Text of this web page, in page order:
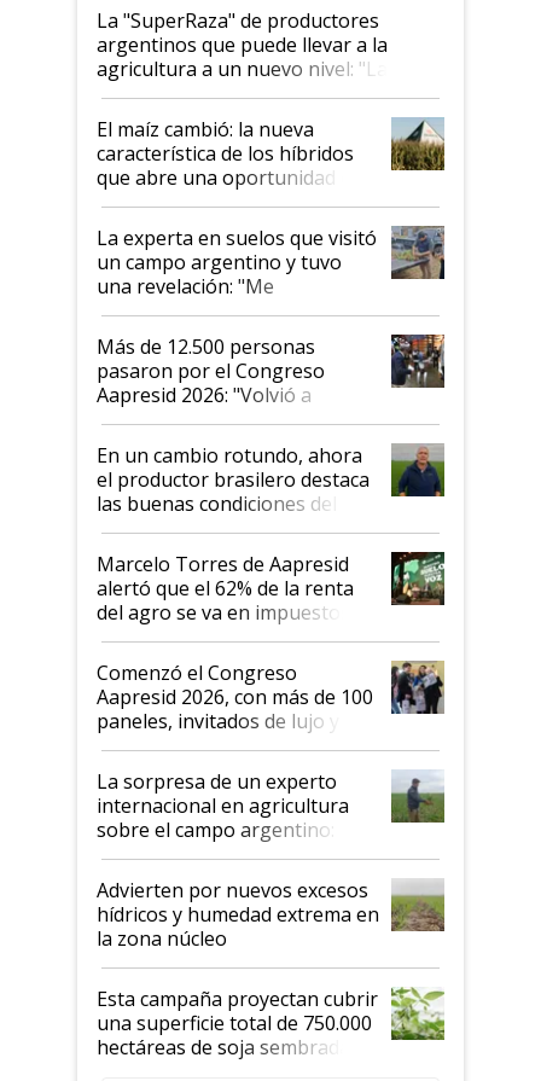
La "SuperRaza" de productores
argentinos que puede llevar a la
agricultura a un nuevo nivel: "Las
posibilidades de crecimiento son
infinitas"
El maíz cambió: la nueva
característica de los híbridos
que abre una oportunidad en
el lote
La experta en suelos que visitó
un campo argentino y tuvo
una revelación: "Me
impresionó mucho"
Más de 12.500 personas
pasaron por el Congreso
Aapresid 2026: "Volvió a
demostrar que hablar del
suelo es hablar de todo el
sistema productivo"
En un cambio rotundo, ahora
el productor brasilero destaca
las buenas condiciones del
agro argentino para invertir:
"Los veo más motivados"
Marcelo Torres de Aapresid
alertó que el 62% de la renta
del agro se va en impuestos:
"No es bueno que en
Argentina se sigan discutiendo
las mismas cosas de hace 50
años"
Comenzó el Congreso
Aapresid 2026, con más de 100
paneles, invitados de lujo y
todas las tendencias
La sorpresa de un experto
internacional en agricultura
sobre el campo argentino:
"Estoy muy impresionado"
Advierten por nuevos excesos
hídricos y humedad extrema en
la zona núcleo
Esta campaña proyectan cubrir
una superficie total de 750.000
hectáreas de soja sembradas